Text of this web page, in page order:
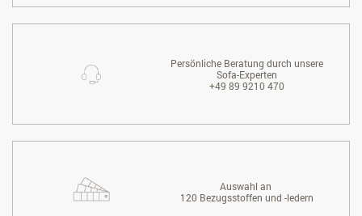
Persönliche Beratung durch unsere
Sofa-Experten
+49 89 9210 470
Auswahl an
120 Bezugsstoffen und -ledern